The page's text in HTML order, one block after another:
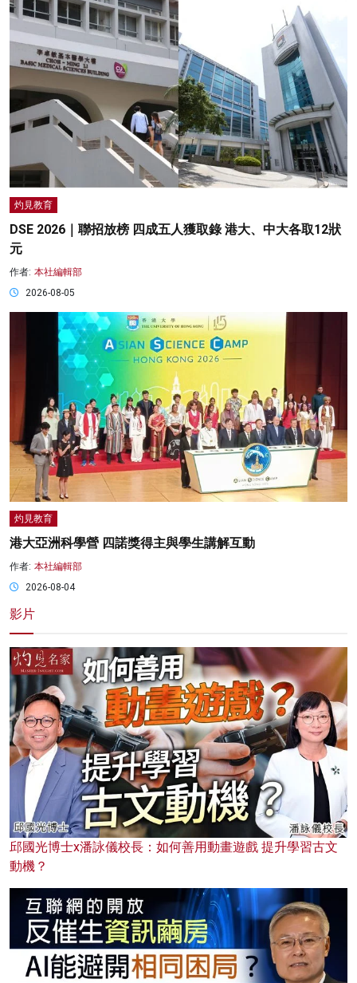
灼見教育
DSE 2026｜聯招放榜 四成五人獲取錄 港大、中大各取12狀
元
作者: 本社編輯部
2026-08-05
灼見教育
港大亞洲科學營 四諾獎得主與學生講解互動
作者: 本社編輯部
2026-08-04
影片
邱國光博士x潘詠儀校長：如何善用動畫遊戲 提升學習古文
動機？